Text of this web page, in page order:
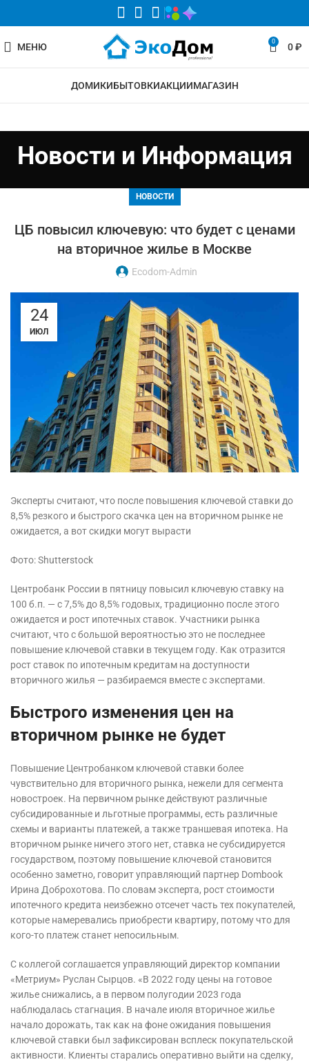
МЕНЮ 0 0₽
ДОМИКИБЫТОВКИАКЦИИМАГАЗИН
Новости и Информация
НОВОСТИ
ЦБ повысил ключевую: что будет с ценами
на вторичное жилье в Москве
Ecodom-Admin
24
ИЮЛ
Эксперты считают, что после повышения ключевой ставки до
8,5% резкого и быстрого скачка цен на вторичном рынке не
ожидается, а вот скидки могут вырасти
Фото: Shutterstock
Центробанк России в пятницу повысил ключевую ставку на
100 б.п. — с 7,5% до 8,5% годовых, традиционно после этого
ожидается и рост ипотечных ставок. Участники рынка
считают, что с большой вероятностью это не последнее
повышение ключевой ставки в текущем году. Как отразится
рост ставок по ипотечным кредитам на доступности
вторичного жилья — разбираемся вместе с экспертами.
Быстрого изменения цен на
вторичном рынке не будет
Повышение Центробанком ключевой ставки более
чувствительно для вторичного рынка, нежели для сегмента
новостроек. На первичном рынке действуют различные
субсидированные и льготные программы, есть различные
схемы и варианты платежей, а также траншевая ипотека. На
вторичном рынке ничего этого нет, ставка не субсидируется
государством, поэтому повышение ключевой становится
особенно заметно, говорит управляющий партнер Dombook
Ирина Доброхотова. По словам эксперта, рост стоимости
ипотечного кредита неизбежно отсечет часть тех покупателей,
которые намеревались приобрести квартиру, потому что для
кого-то платеж станет непосильным.
С коллегой соглашается управляющий директор компании
«Метриум» Руслан Сырцов. «В 2022 году цены на готовое
жилье снижались, а в первом полугодии 2023 года
наблюдалась стагнация. В начале июля вторичное жилье
начало дорожать, так как на фоне ожидания повышения
ключевой ставки был зафиксирован всплеск покупательской
активности. Клиенты старались оперативно выйти на сделку,